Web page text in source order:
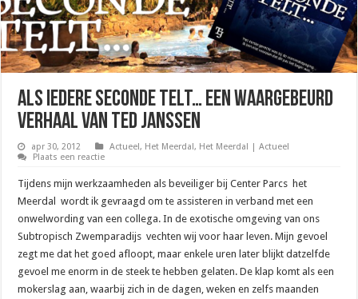
Als Iedere Seconde Telt… een waargebeurd
verhaal van Ted Janssen
apr 30, 2012 Actueel, Het Meerdal, Het Meerdal | Actueel
Plaats een reactie
Tijdens mijn werkzaamheden als beveiliger bij Center Parcs het
Meerdal wordt ik gevraagd om te assisteren in verband met een
onwelwording van een collega. In de exotische omgeving van ons
Subtropisch Zwemparadijs vechten wij voor haar leven. Mijn gevoel
zegt me dat het goed afloopt, maar enkele uren later blijkt datzelfde
gevoel me enorm in de steek te hebben gelaten. De klap komt als een
mokerslag aan, waarbij zich in de dagen, weken en zelfs maanden